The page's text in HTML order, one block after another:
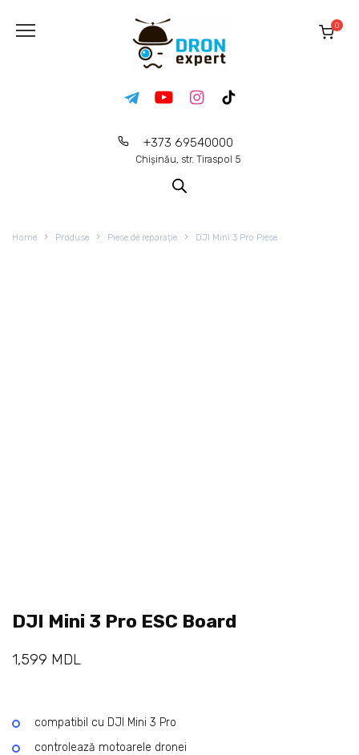
+373 69540000
Chișinău, str. Tiraspol 5
0
Home Produse Piese de reparație DJI Mini 3 Pro Piese
DJI Mini 3 Pro ESC Board
1,599 MDL
compatibil cu DJI Mini 3 Pro
controlează motoarele dronei